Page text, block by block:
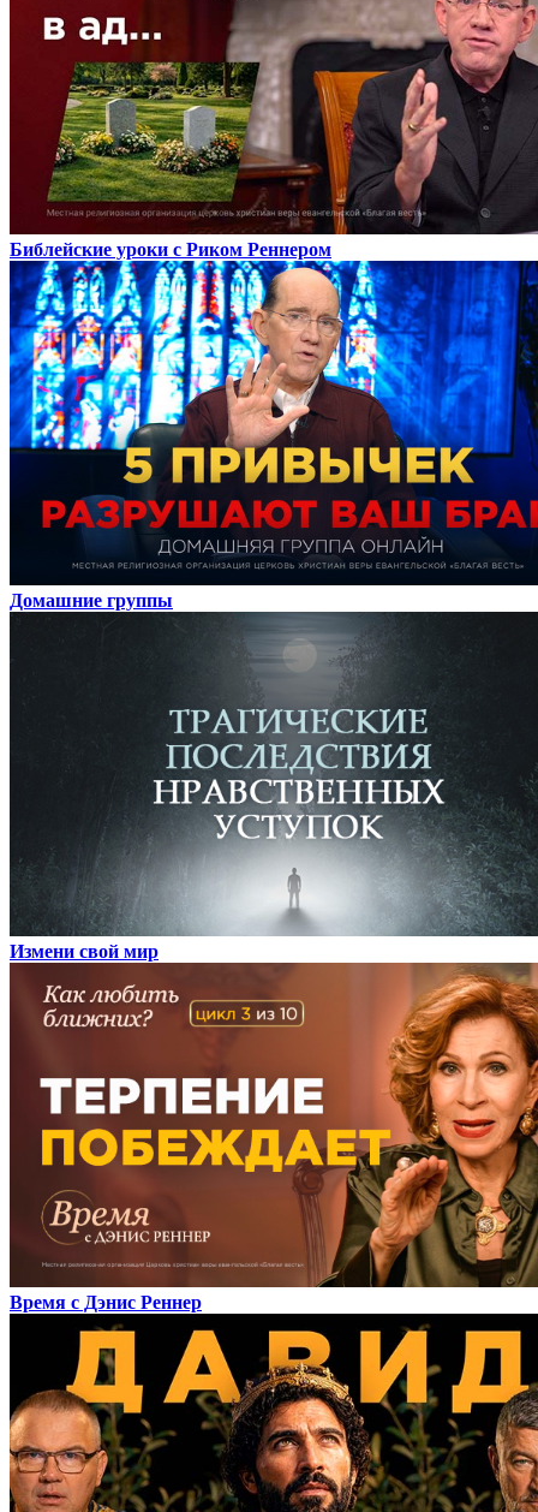
Библейские уроки с Риком Реннером
Домашние группы
Измени свой мир
Время с Дэнис Реннер